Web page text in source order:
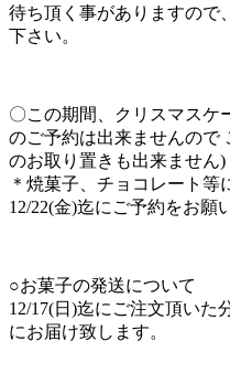
待ち頂く事がありますので
下さい。
〇この期間、クリスマスケ
のご予約は出来ませんので
のお取り置きも出来ません)
＊焼菓子、チョコレート等
12/22(金)迄にご予約をお願
○お菓子の発送について
12/17(日)迄にご注文頂いた
にお届け致します。